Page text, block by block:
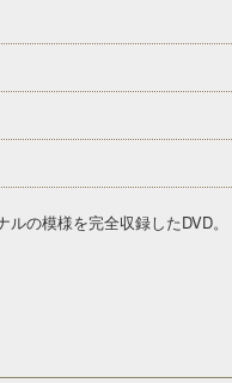
の模様を完全収録したDVD。